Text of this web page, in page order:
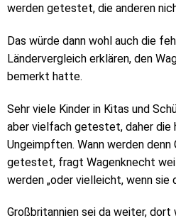
werden getestet, die anderen
Das würde dann wohl auch die
Ländervergleich erklären, den
bemerkt hatte.
Sehr viele Kinder in Kitas und
aber vielfach getestet, daher die
Ungeimpften. Wann werden
getestet, fragt Wagenknecht
werden „oder vielleicht, wenn
Großbritannien sei da weiter, dort